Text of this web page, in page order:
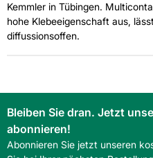
Kemmler in Tübingen.
hohe Klebeeigenschaft aus,
diffussionsoffen.
Bleiben Sie dran. Jetzt
abonnieren!
Abonnieren Sie jetzt unseren